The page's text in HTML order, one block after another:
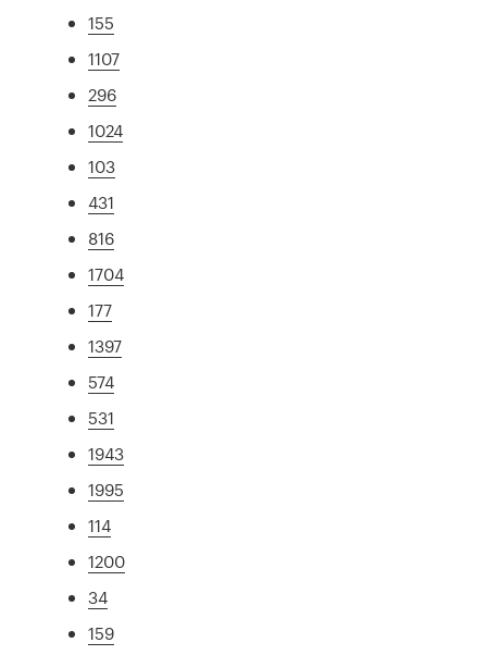
155
1107
296
1024
103
431
816
1704
177
1397
574
531
1943
1995
114
1200
34
159